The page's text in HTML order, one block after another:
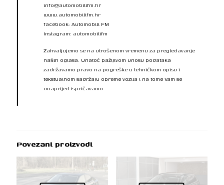
info@automobilifm.hr
www.automobilifm.hr
facebook: Automobili FM
Instagram: automobilifm
Zahvaljujemo se na utrošenom vremenu za pregledavanje
naših oglasa. Unatoč pažljivom unosu podataka
zadržavamo pravo na pogreške u tehničkom opisu i
tekstualnom sadržaju opreme vozila i na tome Vam se
unaprijed ispričavamo
Povezani proizvodi